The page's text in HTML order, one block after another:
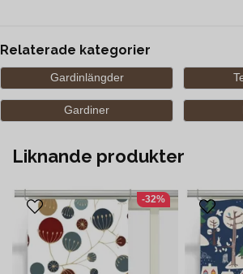
Relaterade kategorier
Gardinlängder
Gardiner
Liknande produkter
-32%